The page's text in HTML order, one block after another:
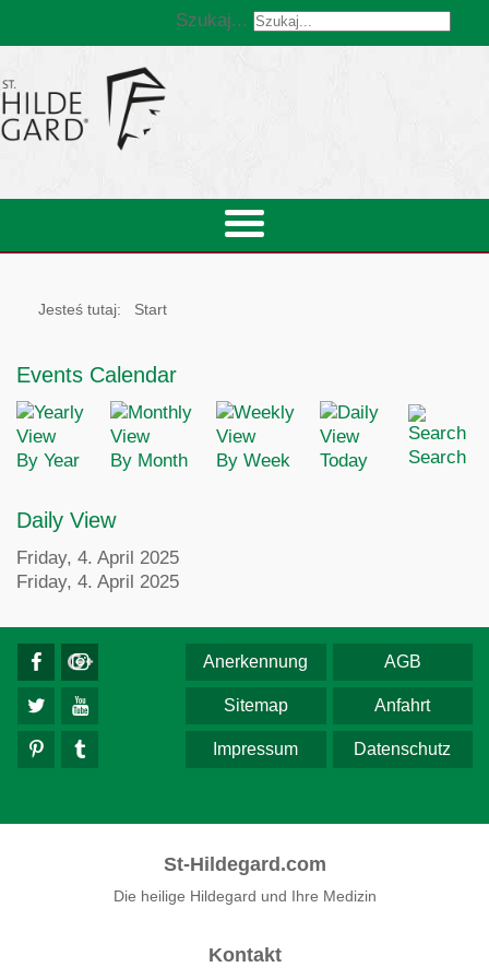
Szukaj...
Jesteś tutaj: Start
Events Calendar
By Year By Month By Week Today Search
Daily View
Friday, 4. April 2025
Friday, 4. April 2025
AGB
Anerkennung
Anfahrt
Sitemap
Datenschutz
Impressum
St-Hildegard.com
Die heilige Hildegard und Ihre Medizin
Kontakt